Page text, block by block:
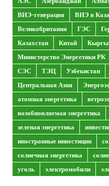
ВИЭ-генерация
ВИЭ в
Великобритания
ГЭС
Казахстан
Китай
Министерство Энергетики РК
СЭС
ТЭЦ Узбекистан
Центральная Азия
атомная энергетика
возобновляемая энергетика
зеленая энергетика
иностранные инвестиции
солнечная энергетика
уголь
электромобили